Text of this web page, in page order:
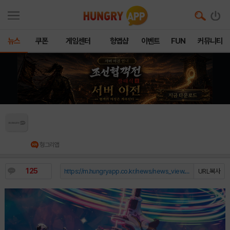
뉴스 쿠폰 게임센터 헝앱샵 이벤트 FUN 커뮤니티
헝그리앱
125 URL복사
https://m.hungryapp.co.kr/news/news_view.php?durl=YmNvZGU9b...